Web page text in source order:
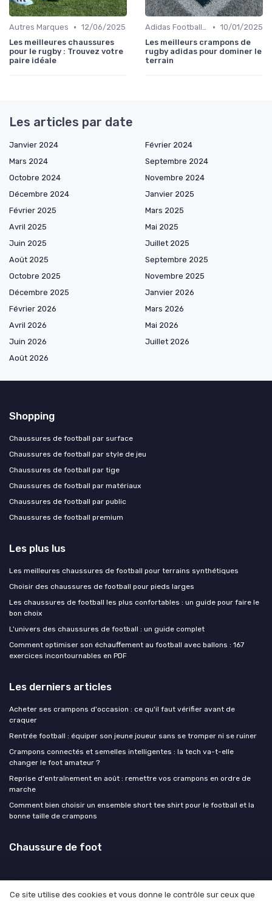
Autres Marques • 12/06/2025
Les meilleures chaussures
pour le rugby : Trouvez votre
paire idéale
Adidas Football Boots • 10/01/2025
Les meilleurs crampons de
rugby adidas pour dominer le
terrain
Les articles par date
Janvier 2024
Février 2024
Mars 2024
Septembre 2024
Octobre 2024
Novembre 2024
Décembre 2024
Janvier 2025
Février 2025
Mars 2025
Avril 2025
Mai 2025
Juin 2025
Juillet 2025
Août 2025
Septembre 2025
Octobre 2025
Novembre 2025
Décembre 2025
Janvier 2026
Février 2026
Mars 2026
Avril 2026
Mai 2026
Juin 2026
Juillet 2026
Août 2026
Shopping
Chaussures de football par surface
Chaussures de football par style de jeu
Chaussures de football par tige
Chaussures de football par matériaux
Chaussures de football par public
Chaussures de football premium
Les plus lus
Les meilleures chaussures de football pour terrains synthétiques
Choisir des chaussures de football pour pieds larges
Les chaussures de football les plus confortables : un guide pour faire le
bon choix
L'univers des chaussures de football : un guide complet
Comment optimiser son échauffement au football avec ballons : 167
exercices incontournables en PDF
Les derniers articles
Acheter ses crampons d'occasion : ce qu'il faut vérifier avant de
craquer
Rentrée football : équiper son jeune joueur sans se tromper ni se ruiner
Crampons connectés et semelles intelligentes : la tech va-t-elle
changer le foot amateur ?
Reprise d'entraînement en août : remettre vos crampons en ordre de
marche
Comment bien choisir un ensemble short tee shirt pour le football et la
bonne taille de crampons
Chaussure de foot
Ce site utilise des cookies et vous donne le contrôle sur ceux que